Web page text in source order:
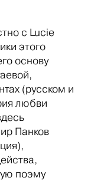
с Lucie
этого
основу
(русском и
любви
Панков
поэму